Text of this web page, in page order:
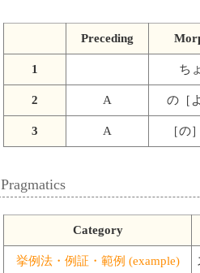
Preceding
1 ち
2 A の［
3 A ［の
Pragmatics
Category
挙例法・例証・範例 (example)